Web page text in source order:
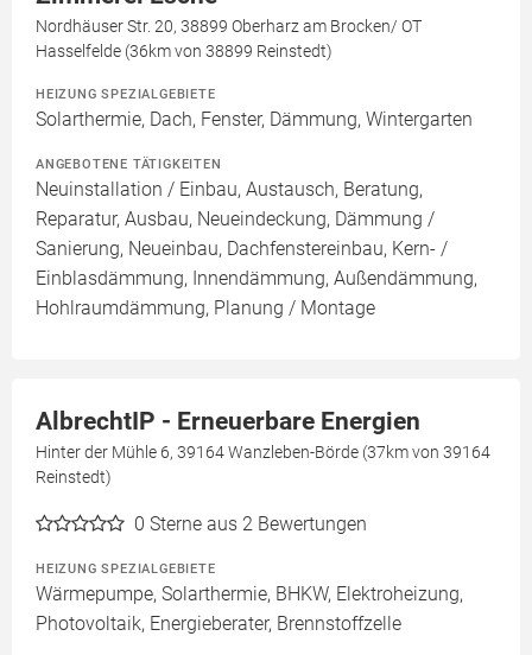
Nordhäuser Str. 20, 38899 Oberharz am Brocken/ OT
Hasselfelde (36km von 38899 Reinstedt)
HEIZUNG SPEZIALGEBIETE
Solarthermie, Dach, Fenster, Dämmung, Wintergarten
ANGEBOTENE TÄTIGKEITEN
Neuinstallation / Einbau, Austausch, Beratung,
Reparatur, Ausbau, Neueindeckung, Dämmung /
Sanierung, Neueinbau, Dachfenstereinbau, Kern- /
Einblasdämmung, Innendämmung, Außendämmung,
Hohlraumdämmung, Planung / Montage
AlbrechtIP - Erneuerbare Energien
Hinter der Mühle 6, 39164 Wanzleben-Börde (37km von 39164
Reinstedt)
0 Sterne aus 2 Bewertungen
HEIZUNG SPEZIALGEBIETE
Wärmepumpe, Solarthermie, BHKW, Elektroheizung,
Photovoltaik, Energieberater, Brennstoffzelle